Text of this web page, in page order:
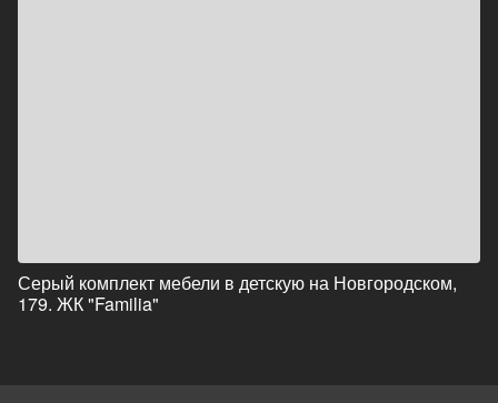
Серый комплект мебели в детскую на Новгородском,
179. ЖК "Familia"